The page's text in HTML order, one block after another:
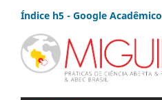
Índice h5 - Google Acadêmico